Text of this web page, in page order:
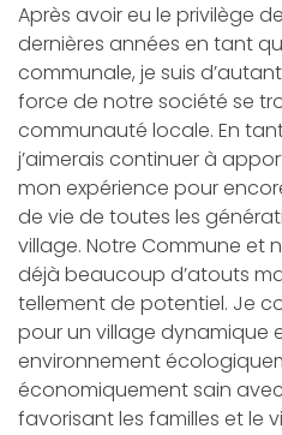
Après avoir eu le privilège
dernières années en tant
communale, je suis
force de notre société se
communauté locale. En
j’aimerais continuer à
mon expérience pour
de vie de toutes les
village. Notre Commune et
déjà beaucoup d’atouts
tellement de potentiel. Je
pour un village dynamique
environnement
économiquement sain
favorisant les familles et le